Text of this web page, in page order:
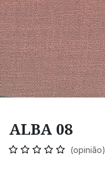
ALBA 08
(opinião)